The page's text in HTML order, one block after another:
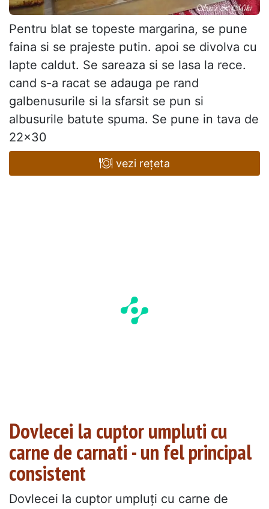
Pentru blat se topeste margarina, se pune
faina si se prajeste putin. apoi se divolva cu
lapte caldut. Se sareaza si se lasa la rece.
cand s-a racat se adauga pe rand
galbenusurile si la sfarsit se pun si
albusurile batute spuma. Se pune in tava de
22x30
vezi rețeta
Dovlecei la cuptor umpluti cu
carne de carnati - un fel principal
consistent
Dovlecei la cuptor umpluți cu carne de